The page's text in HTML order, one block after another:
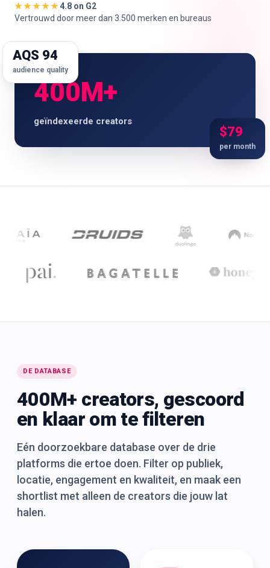
★★★★★4.8 on G2
Vertrouwd door meer dan 3.500 merken en bureaus
400M+
geïndexeerde creators
AQS 94
audience quality
$79
per month
DE DATABASE
400M+ creators, gescoord
en klaar om te filteren
Eén doorzoekbare database over de drie
platforms die ertoe doen. Filter op publiek,
locatie, engagement en kwaliteit, en maak een
shortlist met alleen de creators die jouw lat
halen.